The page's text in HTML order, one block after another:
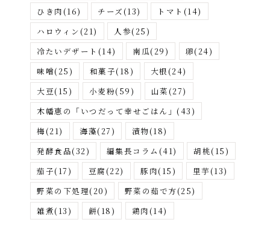
ひき肉(16) チーズ(13) トマト (14)
ハロウィン(21) 人参(25)
冷たいデザート (14) 南瓜(29) 卵(24)
味噌(25) 和菓子(18) 大根(24)
大豆(15) 小麦粉(59) 山菜(27)
木幡恵の「いつだって幸せごはん」 (43)
梅(21) 海藻(27) 漬物(18)
発酵食品(32) 編集長コラム (41) 胡桃(15)
茄子(17) 豆腐(22) 豚肉(15) 里芋(13)
野菜の下処理(20) 野菜の茹で方(25)
雑煮(13) 餅(18) 鶏肉(14)